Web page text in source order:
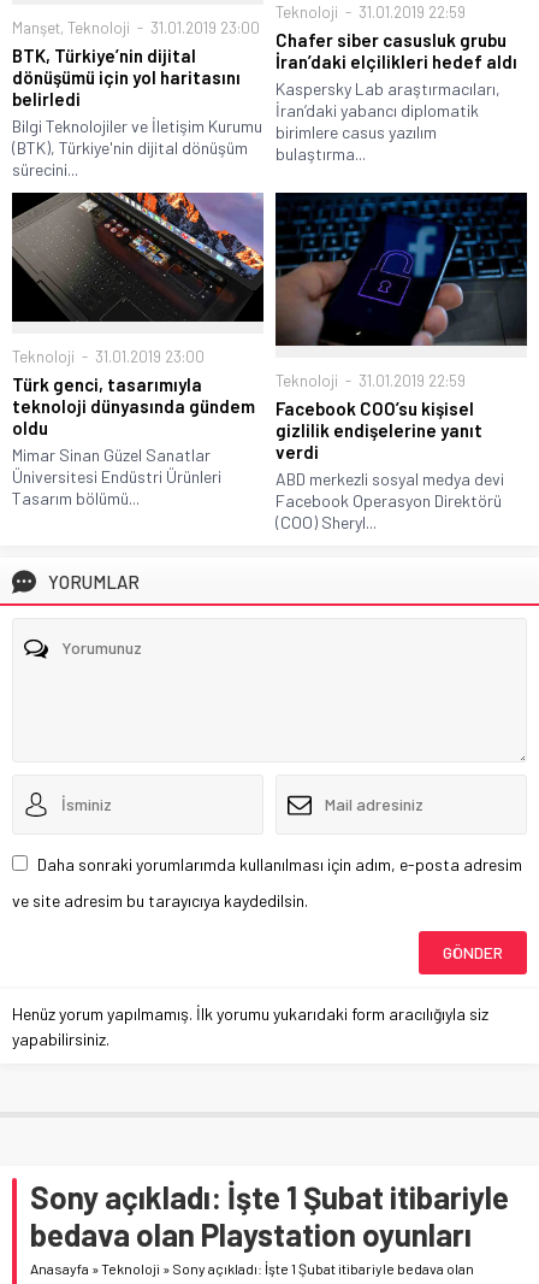
Manşet, Teknoloji 31.01.2019 23:00
BTK, Türkiye’nin dijital
dönüşümü için yol haritasını
belirledi
Bilgi Teknolojiler ve İletişim Kurumu
(BTK), Türkiye'nin dijital dönüşüm
sürecini...
Teknoloji 31.01.2019 22:59
Chafer siber casusluk grubu
İran’daki elçilikleri hedef aldı
Kaspersky Lab araştırmacıları,
İran’daki yabancı diplomatik
birimlere casus yazılım
bulaştırma...
Teknoloji 31.01.2019 23:00
Türk genci, tasarımıyla
teknoloji dünyasında gündem
oldu
Mimar Sinan Güzel Sanatlar
Üniversitesi Endüstri Ürünleri
Tasarım bölümü...
Teknoloji 31.01.2019 22:59
Facebook COO’su kişisel
gizlilik endişelerine yanıt
verdi
ABD merkezli sosyal medya devi
Facebook Operasyon Direktörü
(COO) Sheryl...
YORUMLAR
Daha sonraki yorumlarımda kullanılması için adım, e-posta adresim
ve site adresim bu tarayıcıya kaydedilsin.
Henüz yorum yapılmamış. İlk yorumu yukarıdaki form aracılığıyla siz
yapabilirsiniz.
Sony açıkladı: İşte 1 Şubat itibariyle
bedava olan Playstation oyunları
Anasayfa »Teknoloji » Sony açıkladı: İşte 1 Şubat itibariyle bedava olan